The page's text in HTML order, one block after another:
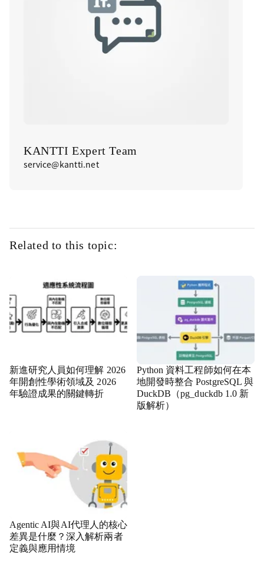
KANTTI Expert Team
service@kantti.net
Related to this topic:
新進研究人員如何理解 2026
年開創性學術領域及 2026
年驗證成果的關鍵轉折
Python 資料工程師如何在本
地開發時整合 PostgreSQL 與
DuckDB（pg_duckdb 1.0 新
版解析）
Agentic AI與AI代理人的核心
差異是什麼？深入解析兩者
定義與應用情境